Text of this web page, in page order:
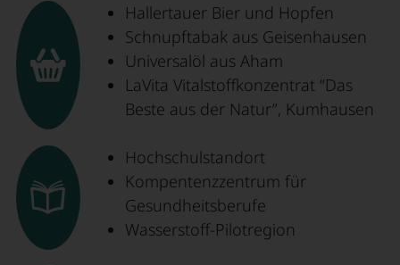
Hallertauer Bier und Hopfen
Schnupftabak aus Geisenhausen
Universalöl aus Aham
LaVita Vitalstoffkonzentrat “Das
Beste aus der Natur”, Kumhausen
Hochschulstandort
Kompentenzzentrum für
Gesundheitsberufe
Wasserstoff-Pilotregion